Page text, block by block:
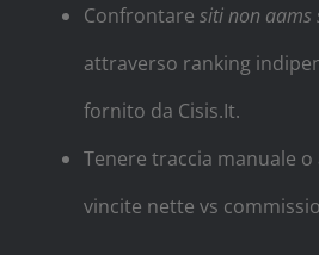
Confrontare siti non aams
attraverso ranking
fornito da Cisis.It.
Tenere traccia manuale
vincite nette vs